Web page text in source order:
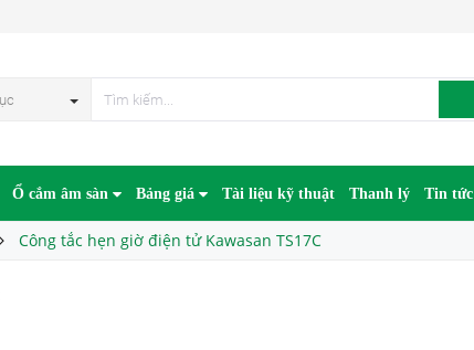
Ổ cắm âm sàn Bảng giá Tài liệu kỹ thuật Thanh lý Tin tức
Công tắc hẹn giờ điện tử Kawasan TS17C